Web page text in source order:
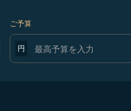
ご予算
円